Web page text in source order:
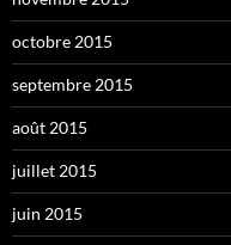
octobre 2015
septembre 2015
août 2015
juillet 2015
juin 2015